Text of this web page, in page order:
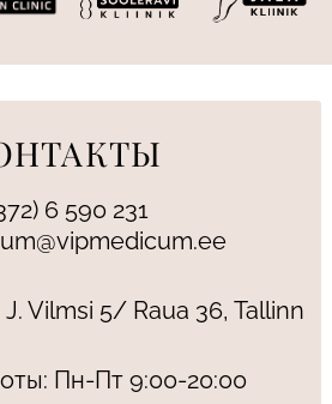
6 590 231
Vilmsi 5/ Raua 36, Tallinn
Пн-Пт 9:00-20:00